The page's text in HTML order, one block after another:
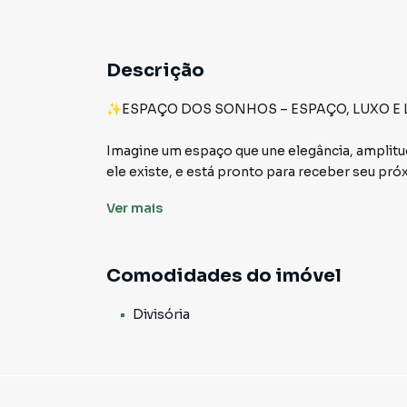
Descrição
✨ESPAÇO DOS SONHOS – ESPAÇO, LUXO
Imagine um espaço que une elegância,
ele existe, e está pronto para receber seu
🌆 510m² de possibilidades
empreendimento de alto padrão, um
Ver mais
Comodidades do imóvel
Divisória